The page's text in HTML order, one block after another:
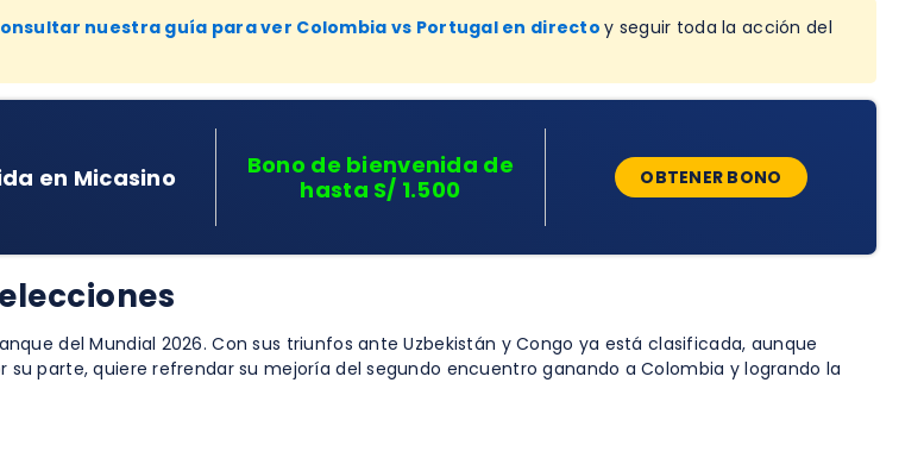
nuestra guía para ver Colombia vs Portugal en directoy seguir toda la acción del
en Micasino
Bono de bienvenida de
hasta S/ 1.500
OBTENER BONO
del Mundial 2026. Con sus triunfos ante Uzbekistán y Congo ya está clasificada, aunque
parte, quiere refrendar su mejoría del segundo encuentro ganando a Colombia y logrando la